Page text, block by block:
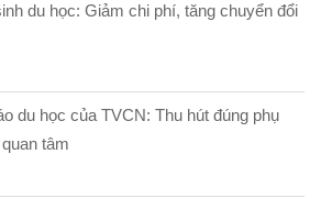
du học: Giảm chi phí, tăng chuyển đổi
du học của TVCN: Thu hút đúng phụ
tâm